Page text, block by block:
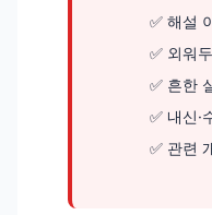
해설
외워
흔한
내신·
관련